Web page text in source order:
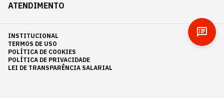
ATENDIMENTO
INSTITUCIONAL
TERMOS DE USO
POLÍTICA DE COOKIES
POLÍTICA DE PRIVACIDADE
LEI DE TRANSPARÊNCIA SALARIAL